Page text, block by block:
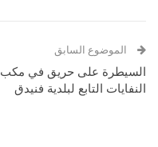
الموضوع السابق
السيطرة على حريق في مكب
النفايات التابع لبلدية فنيدق